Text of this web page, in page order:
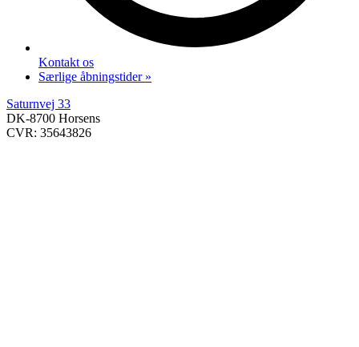
Kontakt os
Særlige åbningstider »
Saturnvej 33
DK-8700 Horsens
CVR: 35643826